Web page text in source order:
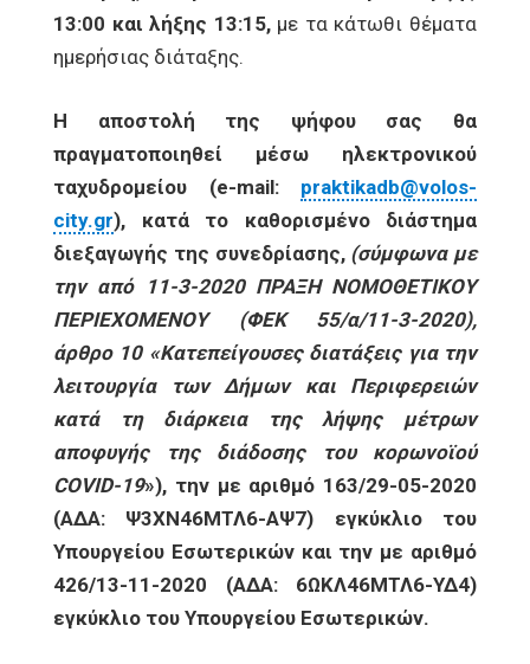
13:00 και λήξης 13:15, με τα κάτωθι θέματα
ημερήσιας διάταξης.
Η αποστολή της ψήφου σας θα
πραγματοποιηθεί μέσω ηλεκτρονικού
ταχυδρομείου (e-mail: praktikadb@volos-
city.gr), κατά το καθορισμένο διάστημα
διεξαγωγής της συνεδρίασης, (σύμφωνα με
την από 11-3-2020 ΠΡΑΞΗ ΝΟΜΟΘΕΤΙΚΟΥ
ΠΕΡΙΕΧΟΜΕΝΟΥ (ΦΕΚ 55/α/11-3-2020),
άρθρο 10 «Κατεπείγουσες διατάξεις για την
λειτουργία των Δήμων και Περιφερειών
κατά τη διάρκεια της λήψης μέτρων
αποφυγής της διάδοσης του κορωνοϊού
COVID-19»), την με αριθμό 163/29-05-2020
(ΑΔΑ: Ψ3ΧΝ46ΜΤΛ6-ΑΨ7) εγκύκλιο του
Υπουργείου Εσωτερικών και την με αριθμό
426/13-11-2020 (ΑΔΑ: 6ΩΚΛ46ΜΤΛ6-ΥΔ4)
εγκύκλιο του Υπουργείου Εσωτερικών.